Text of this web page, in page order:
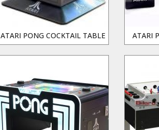
ATARI PONG COCKTAIL TABLE ATARI